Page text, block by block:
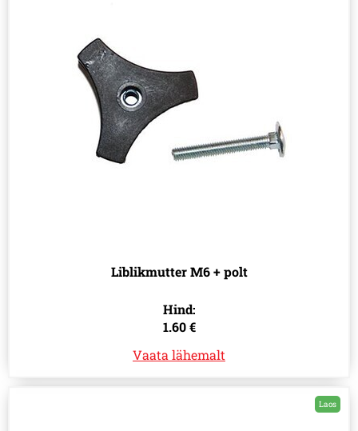
Liblikmutter M6 + polt
Hind:
1.60 €
Vaata lähemalt
Laos